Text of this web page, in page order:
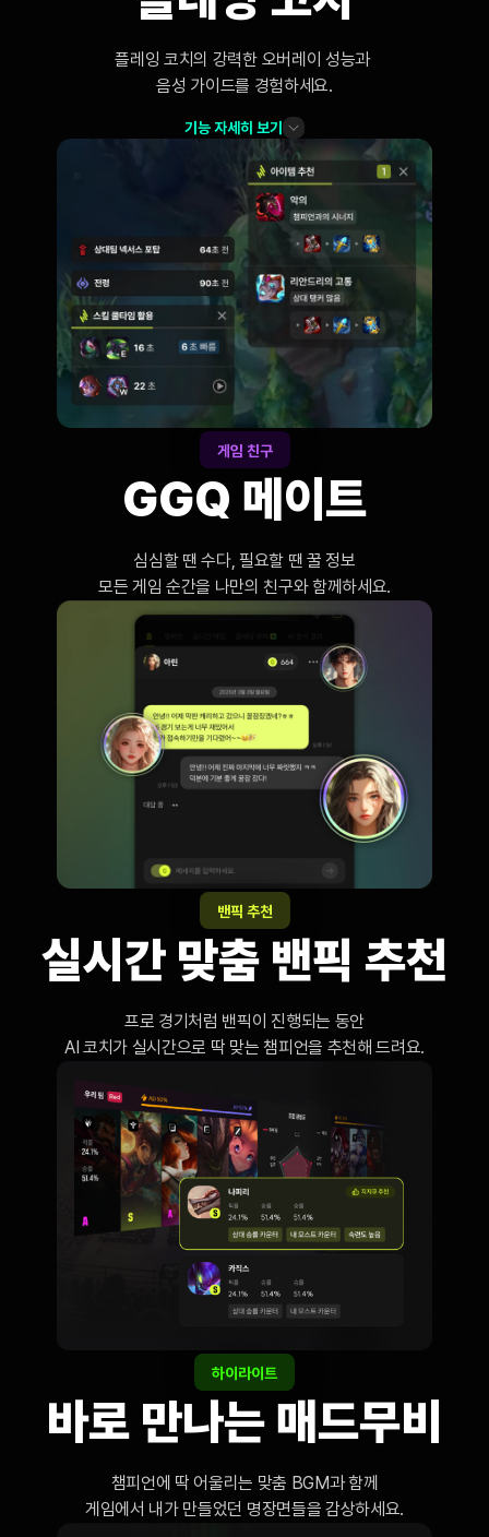
플레잉 코치의 강력한 오버레이 성능과
음성 가이드를 경험하세요.
기능 자세히 보기
게임 친구
GGQ 메이트
심심할 땐 수다, 필요할 땐 꿀 정보
모든 게임 순간을 나만의 친구와 함께하세요.
밴픽 추천
실시간 맞춤 밴픽 추천
프로 경기처럼 밴픽이 진행되는 동안
AI 코치가 실시간으로 딱 맞는 챔피언을 추천해 드려요.
하이라이트
바로 만나는 매드무비
챔피언에 딱 어울리는 맞춤 BGM과 함께
게임에서 내가 만들었던 명장면들을 감상하세요.